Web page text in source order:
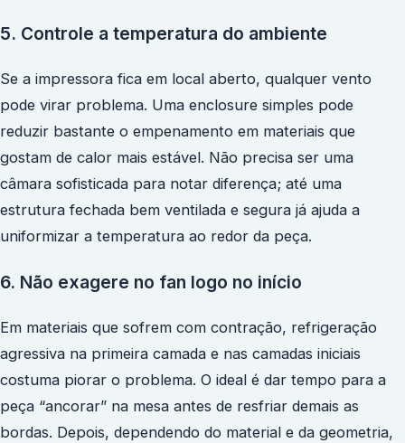
5. Controle a temperatura do ambiente
Se a impressora fica em local aberto, qualquer vento
pode virar problema. Uma enclosure simples pode
reduzir bastante o empenamento em materiais que
gostam de calor mais estável. Não precisa ser uma
câmara sofisticada para notar diferença; até uma
estrutura fechada bem ventilada e segura já ajuda a
uniformizar a temperatura ao redor da peça.
6. Não exagere no fan logo no início
Em materiais que sofrem com contração, refrigeração
agressiva na primeira camada e nas camadas iniciais
costuma piorar o problema. O ideal é dar tempo para a
peça “ancorar” na mesa antes de resfriar demais as
bordas. Depois, dependendo do material e da geometria,